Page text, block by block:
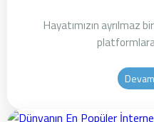
Hayatımızın ayrılmaz